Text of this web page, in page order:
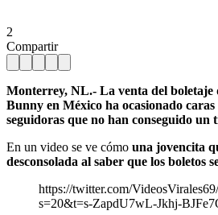
2
Compartir
Monterrey, NL.- La venta del boletaje
Bunny en México ha ocasionado
seguidoras que no han conseguido un
En un video se ve cómo una jovencita
desconsolada al saber que los boletos
https://twitter.com/
s=20&t=s-ZapdU7wL-Jkhj-